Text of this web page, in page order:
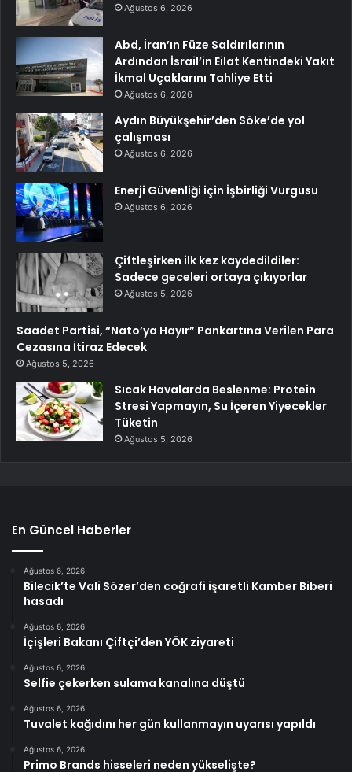
Ağustos 6, 2026
Abd, İran’ın Füze Saldırılarının
Ardından İsrail’in Eilat Kentindeki Yakıt
İkmal Uçaklarını Tahliye Etti
Ağustos 6, 2026
Aydın Büyükşehir’den Söke’de yol
çalışması
Ağustos 6, 2026
Enerji Güvenliği için İşbirliği Vurgusu
Ağustos 6, 2026
Çiftleşirken ilk kez kaydedildiler:
Sadece geceleri ortaya çıkıyorlar
Ağustos 5, 2026
Saadet Partisi, “Nato’ya Hayır” Pankartına Verilen Para
Cezasına İtiraz Edecek
Ağustos 5, 2026
Sıcak Havalarda Beslenme: Protein
Stresi Yapmayın, Su İçeren Yiyecekler
Tüketin
Ağustos 5, 2026
En Güncel Haberler
Ağustos 6, 2026
Bilecik’te Vali Sözer’den coğrafi işaretli Kamber Biberi
hasadı
Ağustos 6, 2026
İçişleri Bakanı Çiftçi’den YÖK ziyareti
Ağustos 6, 2026
Selfie çekerken sulama kanalına düştü
Ağustos 6, 2026
Tuvalet kağıdını her gün kullanmayın uyarısı yapıldı
Ağustos 6, 2026
Primo Brands hisseleri neden yükselişte?